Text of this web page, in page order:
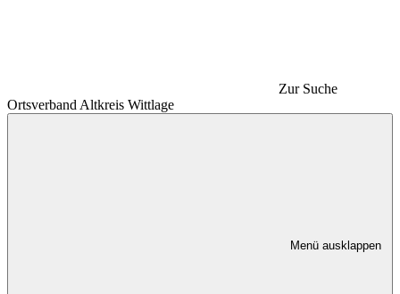
Zur Suche
Ortsverband Altkreis Wittlage
Menü ausklappen